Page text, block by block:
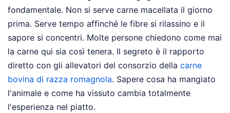
fondamentale. Non si serve carne macellata il giorno
prima. Serve tempo affinché le fibre si rilassino e il
sapore si concentri. Molte persone chiedono come mai
la carne qui sia così tenera. Il segreto è il rapporto
diretto con gli allevatori del consorzio della carne
bovina di razza romagnola. Sapere cosa ha mangiato
l'animale e come ha vissuto cambia totalmente
l'esperienza nel piatto.